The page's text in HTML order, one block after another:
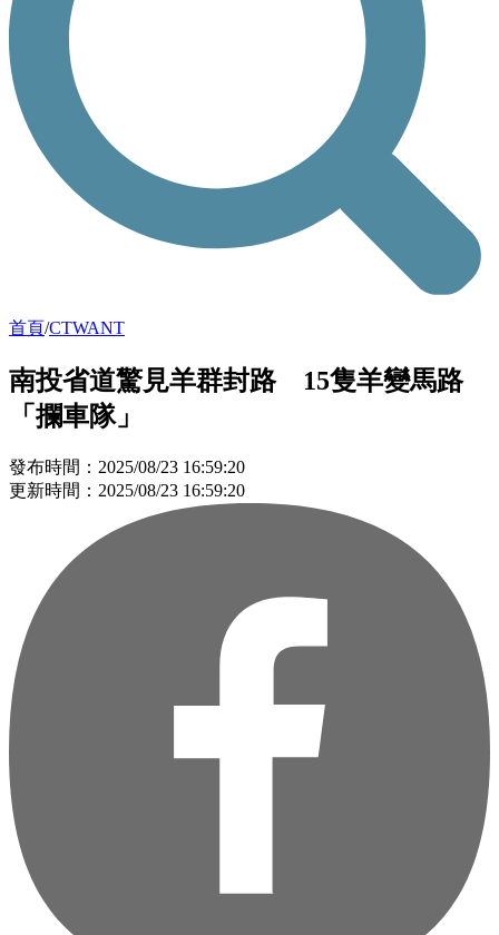
首頁/CTWANT
南投省道驚見羊群封路 15隻羊變馬路
「攔車隊」
發布時間：2025/08/23 16:59:20
更新時間：2025/08/23 16:59:20